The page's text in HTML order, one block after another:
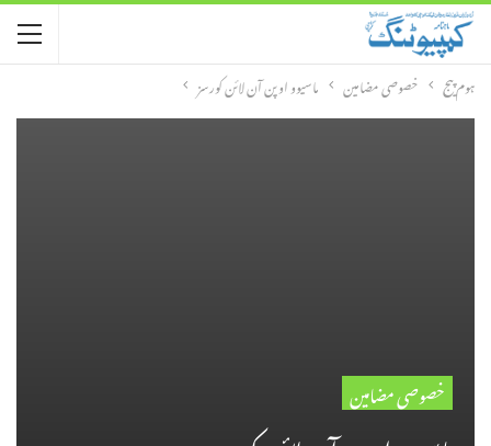
ہوم پیج خصوصی مضامین ماسیوو اوپن آن لائن کورسز
خصوصی مضامین